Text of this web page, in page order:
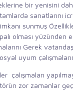
bir yenisini
sunmuş
olması
Gerek
uyum
çalışmaları
zor zamanlar